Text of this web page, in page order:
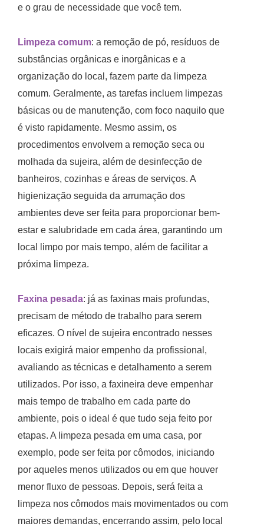
e o grau de necessidade que você tem.
Limpeza comum: a remoção de pó, resíduos de
substâncias orgânicas e inorgânicas e a
organização do local, fazem parte da limpeza
comum. Geralmente, as tarefas incluem limpezas
básicas ou de manutenção, com foco naquilo que
é visto rapidamente. Mesmo assim, os
procedimentos envolvem a remoção seca ou
molhada da sujeira, além de desinfecção de
banheiros, cozinhas e áreas de serviços. A
higienização seguida da arrumação dos
ambientes deve ser feita para proporcionar bem-
estar e salubridade em cada área, garantindo um
local limpo por mais tempo, além de facilitar a
próxima limpeza.
Faxina pesada: já as faxinas mais profundas,
precisam de método de trabalho para serem
eficazes. O nível de sujeira encontrado nesses
locais exigirá maior empenho da profissional,
avaliando as técnicas e detalhamento a serem
utilizados. Por isso, a faxineira deve empenhar
mais tempo de trabalho em cada parte do
ambiente, pois o ideal é que tudo seja feito por
etapas. A limpeza pesada em uma casa, por
exemplo, pode ser feita por cômodos, iniciando
por aqueles menos utilizados ou em que houver
menor fluxo de pessoas. Depois, será feita a
limpeza nos cômodos mais movimentados ou com
maiores demandas, encerrando assim, pelo local